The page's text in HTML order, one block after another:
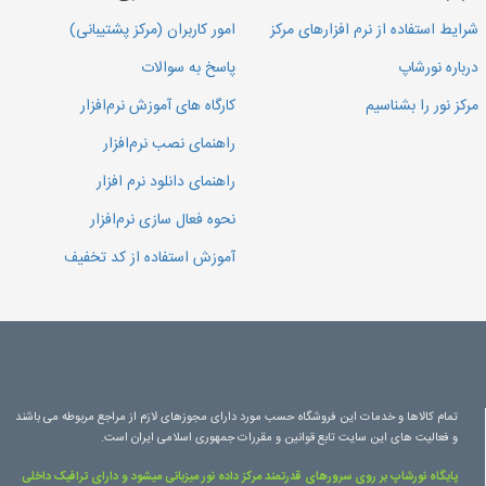
شرایط استفاده از نرم افزارهای مرکز
درباره نورشاپ
مرکز نور را بشناسیم
امور کاربران (مرکز پشتیبانی)
پاسخ به سوالات
کارگاه های آموزش نرم‌افزار
راهنمای نصب نرم‌افزار
راهنمای دانلود نرم افزار
نحوه فعال سازی نرم‌افزار
آموزش استفاده از کد تخفیف
تمام کالاها و خدمات این فروشگاه حسب مورد دارای مجوزهای لازم از مراجع مربوطه می باشند
و فعالیت های این سایت تابع قوانین و مقررات جمهوری اسلامی ایران است.
پایگاه نورشاپ بر روی سرورهای قدرتمند مرکز داده نور میزبانی میشود و دارای ترافیک داخلی